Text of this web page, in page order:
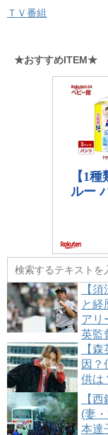
ＴＶ番組
★おすすめITEM★
【
と経
アリ
英監
【
因？
供は
【
(妻
本達